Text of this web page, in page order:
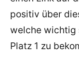
positiv über
welche wichtig
Platz 1 zu